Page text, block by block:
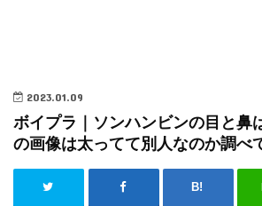
2023.01.09
ボイプラ｜ソンハンビンの目と鼻
の画像は太ってて別人なのか調べ